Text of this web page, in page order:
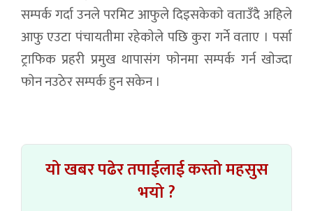
सम्पर्क गर्दा उनले परमिट आफुले दिइसकेकाे वताउँदै अहिले
आफु एउटा पंचायतीमा रहेकाेले पछि कुरा गर्ने वताए । पर्सा
ट्राफिक प्रहरी प्रमुख थापासंग फाेनमा सम्पर्क गर्न खाेज्दा
फाेन नउठेर सम्पर्क हुन सकेन ।
यो खबर पढेर तपाईलाई कस्तो महसुस
भयो ?